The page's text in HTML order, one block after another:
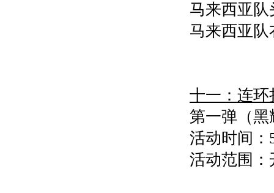
马来西亚队
马来西亚队
十一：连环
第一弹（
活动时间：
活动范围：